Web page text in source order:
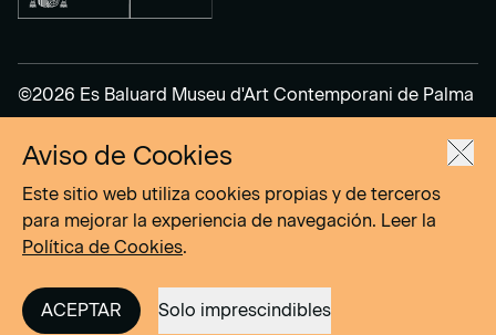
©2026 Es Baluard Museu d'Art Contemporani de Palma
Aviso Legal
Política de Privacidad
Política de cookies
Site byDOMO–A
Aviso de Cookies
Este sitio web utiliza cookies propias y de terceros
para mejorar la experiencia de navegación. Leer la
Política de Cookies.
ACEPTAR Solo imprescindibles